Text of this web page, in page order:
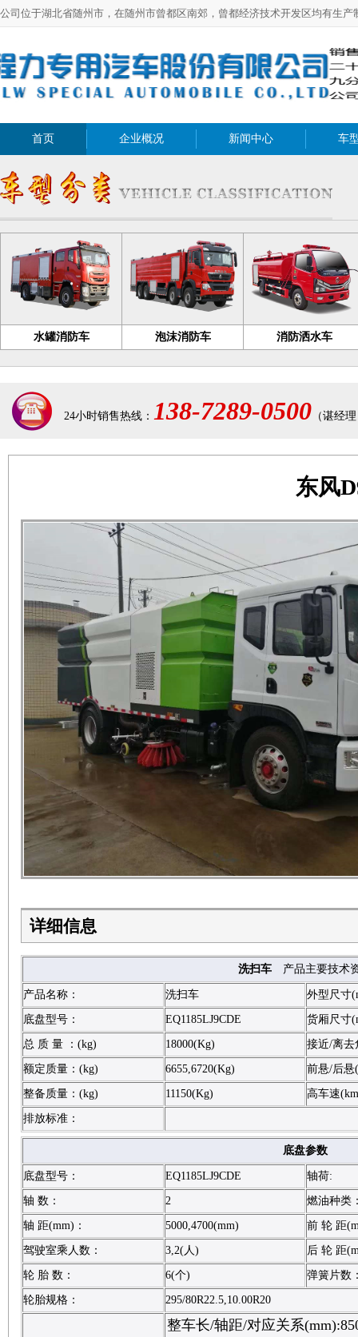
公司位于湖北省随州市，在随州市曾都区南郊，曾都经济技术开发区均有生产
首页 企业概况 新闻中心 车
水罐消防车 泡沫消防车 消防洒水车
24小时销售热线： 138-7289-0500 （谌经
东风
详细信息
洗扫车 产品主要技术
产品名称： 洗扫车 外型尺寸
底盘型号： EQ1185LJ9CDE 货厢尺寸
总 质 量 ：(kg) 18000(Kg) 接近/离去
额定质量：(kg) 6655,6720(Kg) 前悬/后悬
整备质量：(kg) 11150(Kg) 高车速
排放标准：
底盘参数
底盘型号： EQ1185LJ9CDE 轴荷:
轴 数： 2 燃油种类
轴 距(mm)： 5000,4700(mm) 前 轮 距
驾驶室乘人数： 3,2(人) 后 轮 距
轮 胎 数： 6(个) 弹簧片数
轮胎规格： 295/80R22.5,10.00R20
整车长/轴距/对应关系